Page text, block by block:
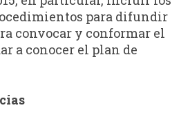
para difundir
convocar y conformar el
a conocer el plan de